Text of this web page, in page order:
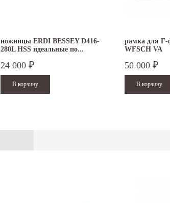
ножницы ERDI BESSEY D416-
280L HSS идеальные по...
24 000 ₽
рамка для Г-
WFSCH VA
50 000 ₽